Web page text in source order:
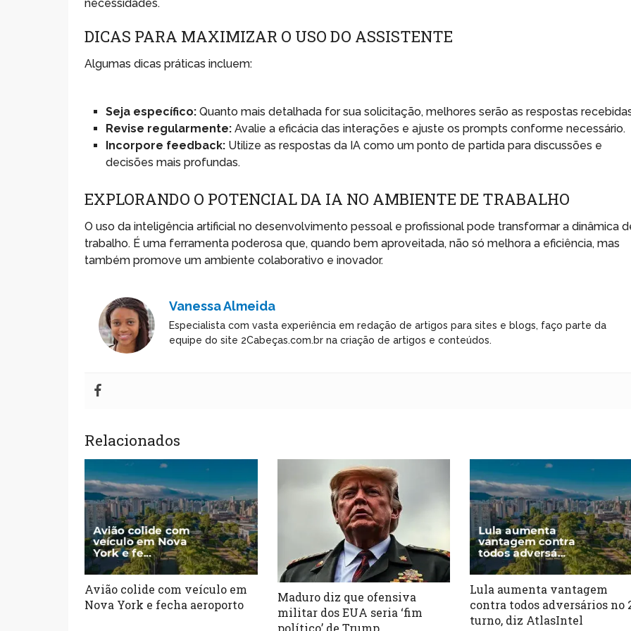
necessidades.
DICAS PARA MAXIMIZAR O USO DO ASSISTENTE
Algumas dicas práticas incluem:
Seja específico: Quanto mais detalhada for sua solicitação, melhores serão as respostas
Revise regularmente: Avalie a eficácia das interações e ajuste os prompts conforme necessário.
Incorpore feedback: Utilize as respostas da IA como um ponto de partida para discussões e
decisões mais profundas.
EXPLORANDO O POTENCIAL DA IA NO AMBIENTE DE TRABALHO
O uso da inteligência artificial no desenvolvimento pessoal e profissional pode transformar a dinâmica
trabalho. É uma ferramenta poderosa que, quando bem aproveitada, não só melhora a eficiência, mas
também promove um ambiente colaborativo e inovador.
Vanessa Almeida
Especialista com vasta experiência em redação de artigos para sites e blogs, faço parte da
equipe do site 2Cabeças.com.br na criação de artigos e conteúdos.
Relacionados
Avião colide com veículo em
Nova York e fecha aeroporto
Maduro diz que ofensiva
militar dos EUA seria ‘fim
político’ de Trump
Lula aumenta vantagem
contra todos adversários no
turno, diz AtlasIntel